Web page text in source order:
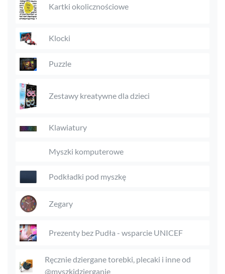
Kartki okolicznościowe
Klocki
Puzzle
Zestawy kreatywne dla dzieci
Klawiatury
Myszki komputerowe
Podkładki pod myszkę
Zegary
Prezenty bez Pudła - wsparcie UNICEF
Ręcznie dziergane torebki, plecaki i inne od
@myszkidzierganie